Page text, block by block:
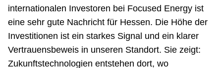
internationalen Investoren bei Focused Energy ist
eine sehr gute Nachricht für Hessen. Die Höhe der
Investitionen ist ein starkes Signal und ein klarer
Vertrauensbeweis in unseren Standort. Sie zeigt:
Zukunftstechnologien entstehen dort, wo